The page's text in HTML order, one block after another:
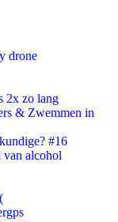
drone
2x zo lang
& Zwemmen in
#16
van alcohol